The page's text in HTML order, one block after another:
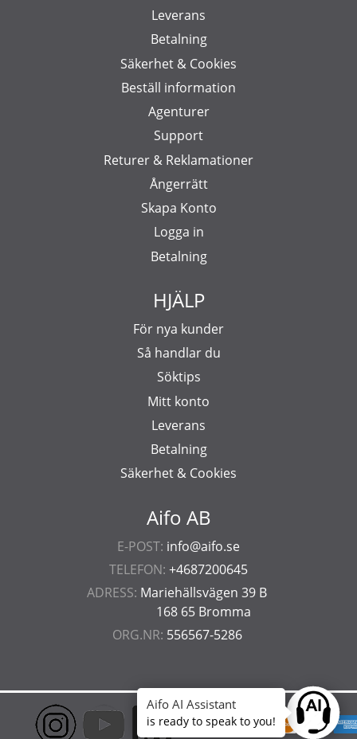
Aifo AB
E-POST: info@aifo.se
TELEFON: +4687200645
ADRESS: Mariehällsvägen 39 B
168 65 Bromma
ORG.NR: 556567-5286
Leverans
Betalning
Säkerhet & Cookies
Beställ information
Agenturer
Support
Returer & Reklamationer
Ångerrätt
Skapa Konto
Logga in
Betalning
HJÄLP
För nya kunder
Så handlar du
Söktips
Mitt konto
Leverans
Betalning
Säkerhet & Cookies
Ask
Aifo AI Assistant
is ready to speak to you!